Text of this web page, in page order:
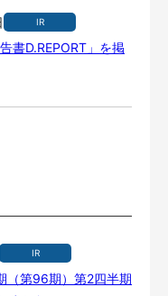
IR
書D.REPORT」を掲
IR
（第96期）第2四半期